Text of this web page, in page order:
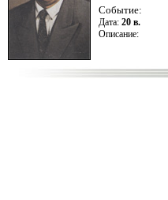
Событие:
Дата: 20 в.
Описание: